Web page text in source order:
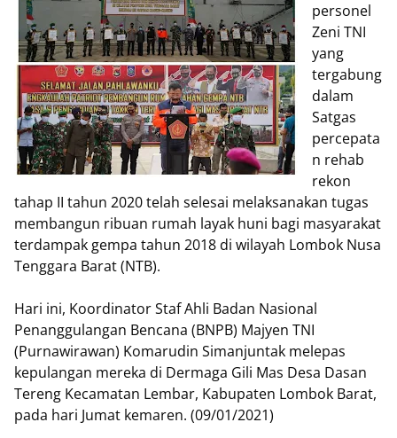
personel
Zeni TNI
yang
tergabung
dalam
Satgas
percepata
n rehab
rekon
tahap II tahun 2020 telah selesai melaksanakan tugas
membangun ribuan rumah layak huni bagi masyarakat
terdampak gempa tahun 2018 di wilayah Lombok Nusa
Tenggara Barat (NTB).
Hari ini, Koordinator Staf Ahli Badan Nasional
Penanggulangan Bencana (BNPB) Majyen TNI
(Purnawirawan) Komarudin Simanjuntak melepas
kepulangan mereka di Dermaga Gili Mas Desa Dasan
Tereng Kecamatan Lembar, Kabupaten Lombok Barat,
pada hari Jumat kemaren. (09/01/2021)